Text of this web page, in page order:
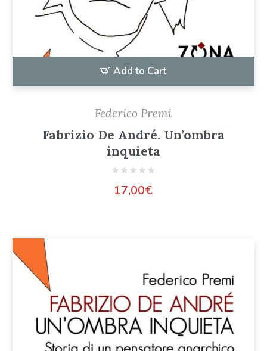
Add to Cart
Federico Premi
Fabrizio De André. Un’ombra
inquieta
17,00€